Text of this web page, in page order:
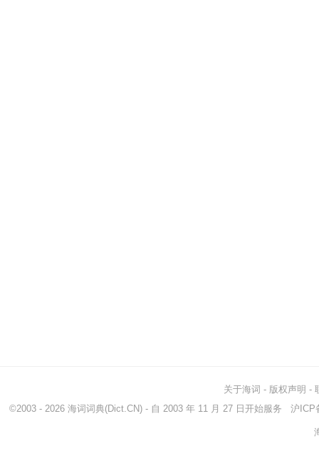
关于海词 - 版权声明 -
©2003 - 2026 海词词典(Dict.CN) - 自 2003 年 11 月 27 日开始服务 沪ICP